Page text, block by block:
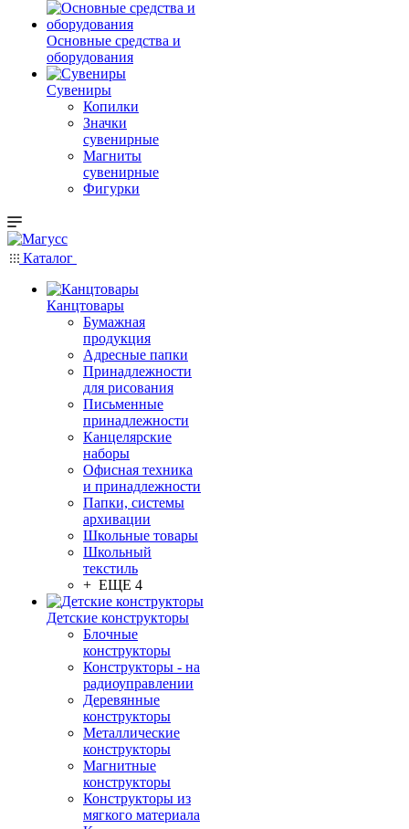
Основные средства и
оборудования
Сувениры
Копилки
Значки
сувенирные
Магниты
сувенирные
Фигурки
Каталог
Канцтовары
Бумажная
продукция
Адресные папки
Принадлежности
для рисования
Письменные
принадлежности
Канцелярские
наборы
Офисная техника
и принадлежности
Папки, системы
архивации
Школьные товары
Школьный
текстиль
+ ЕЩЕ 4
Детские конструкторы
Блочные
конструкторы
Конструкторы - на
радиоуправлении
Деревянные
конструкторы
Металлические
конструкторы
Магнитные
конструкторы
Конструкторы из
мягкого материала